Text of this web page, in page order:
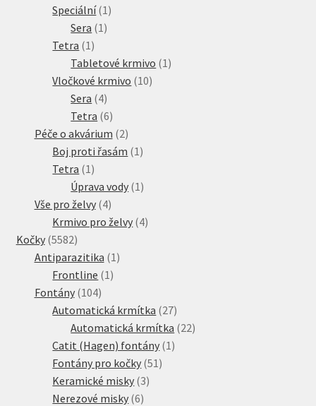
produkt
Speciální 1 1
Sera 1 1
Tetra 1 1
produkt
Tabletové krmivo 1 1
Vločkové krmivo 1010
Sera 44
produkty
Tetra 66
produktů
Péče o akvárium 22
produkty
Boj proti řasám 1 1
Tetra 1 1
produkt
Úprava vody 1 1
Vše pro želvy 44
produkty
Krmivo pro želvy 44
Kočky 55825582
produktů
Antiparazitika 1 1
Frontline 1 1
Fontány 104104
produktů
Automatická krmítka 2727
produktů
Automatická krmítka 2222
Catit (Hagen) fontány 1 1
Fontány pro kočky 51 51
Keramické misky 33
Nerezové misky 66